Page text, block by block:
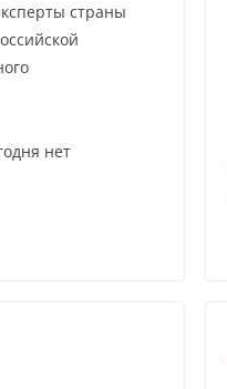
страны
нет